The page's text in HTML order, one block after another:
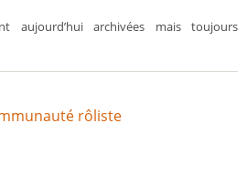
aujourd’hui archivées mais toujours
rôliste